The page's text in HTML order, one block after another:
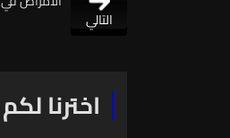
التالي
اخترنا لكم